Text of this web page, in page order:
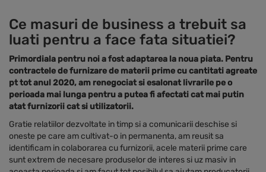
Ce masuri de business a trebuit sa
luati pentru a face fata situatiei?
Primordiala pentru noi a fost adaptarea la noua piata. Pentru
contractele de furnizare de materii prime cu cantitati agreate
pt tot anul 2020, am renegociat si esalonat livrarile pe o
perioada mai lunga pentru a putea fi afectati cat mai putin
atat furnizorii cat si utilizatorii.
Gratie relatiilor dezvoltate in timp si a comunicarii deschise si
oneste pe care am cultivat-o in permanenta, am reusit sa
identificam in colaborarea cu furnizorii, acele materii prime care
sunt extrem de necesare produselor de interes si uz masiv in